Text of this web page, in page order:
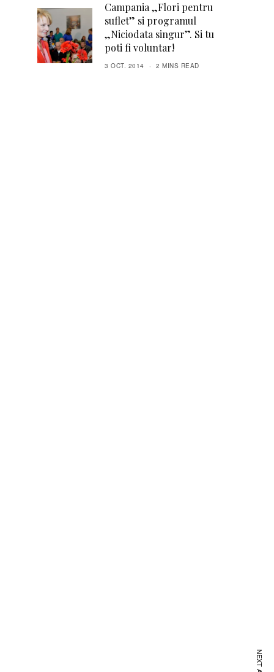
Campania „Flori pentru
suflet” si programul
„Niciodata singur”. Si tu
poti fi voluntar!
3 OCT. 2014 2 MINS READ